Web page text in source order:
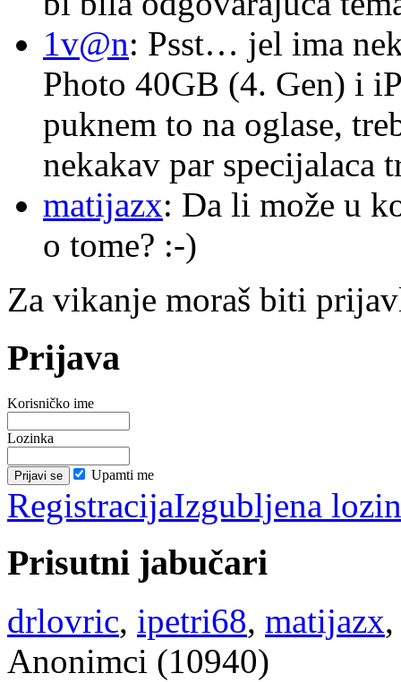
1v@n: Psst… jel ima
Photo 40GB (4. Gen) i
puknem to na oglase,
nekakav par
matijazx: Da li može u
o tome? :-)
Za vikanje moraš biti
Prijava
Korisničko ime
Lozinka
Upamti me
RegistracijaIzgubljena
Prisutni jabučari
drlovric, ipetri68, matijazx
Anonimci (10940)